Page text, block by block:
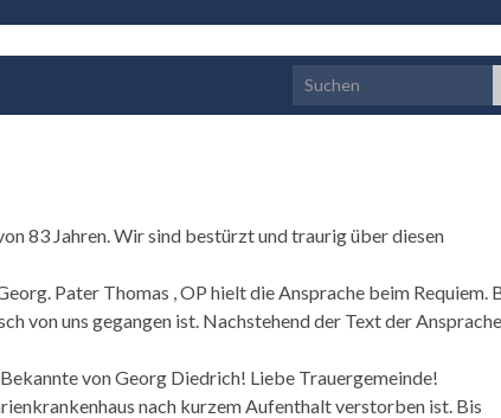
Search for:
83 Jahren. Wir sind bestürzt und traurig über diesen
Pater Thomas , OP hielt die Ansprache beim Requiem.
von uns gegangen ist. Nachstehend der Text der
von Georg Diedrich! Liebe Trauergemeinde!
nach kurzem Aufenthalt verstorben ist. Bis